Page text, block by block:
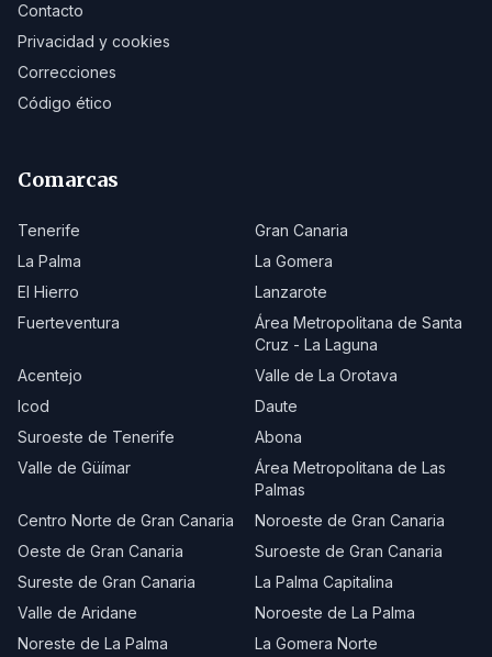
Contacto
Privacidad y cookies
Correcciones
Código ético
Comarcas
Tenerife
Gran Canaria
La Palma
La Gomera
El Hierro
Lanzarote
Fuerteventura
Área Metropolitana de Santa
Cruz - La Laguna
Acentejo
Valle de La Orotava
Icod
Daute
Suroeste de Tenerife
Abona
Valle de Güímar
Área Metropolitana de Las
Palmas
Centro Norte de Gran Canaria
Noroeste de Gran Canaria
Oeste de Gran Canaria
Suroeste de Gran Canaria
Sureste de Gran Canaria
La Palma Capitalina
Valle de Aridane
Noroeste de La Palma
Noreste de La Palma
La Gomera Norte